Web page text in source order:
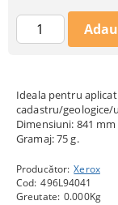
Ideala pentru
cadastru/geologice/
Dimensiuni: 841 mm
Gramaj: 75 g.
Producător: Xerox
Cod: 496L94041
Greutate: 0.000Kg